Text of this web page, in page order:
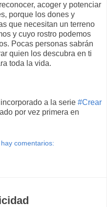
acoger y potenciar
porque los dones y
que necesitan un terreno
y cuyo rostro podemos
Pocas personas sabrán
quien los descubra en ti
toda la vida.
a la serie #Crear
por vez primera en
hay comentarios: